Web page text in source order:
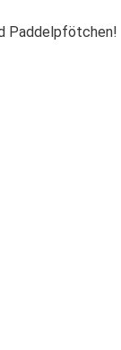
Paddelpfötchen!